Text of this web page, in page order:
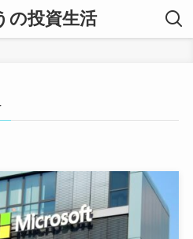
の投資生活